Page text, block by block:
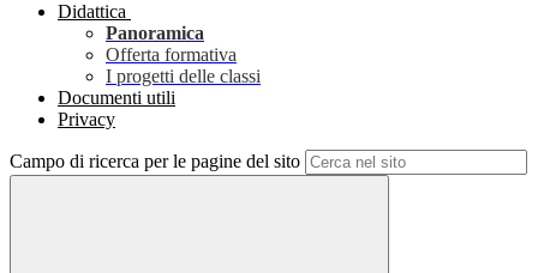
Didattica
Panoramica
Offerta formativa
I progetti delle classi
Documenti utili
Privacy
Campo di ricerca per le pagine del sito